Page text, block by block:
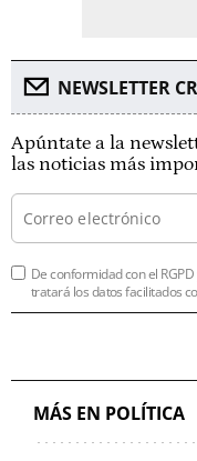
NEWSLETTER
Apúntate a la
las noticias más
De conformidad con el RGPD
tratará los datos facilitados
MÁS EN POLÍTICA